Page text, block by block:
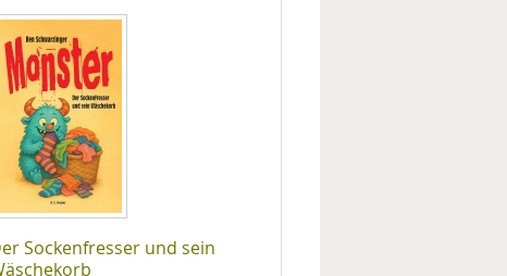
Sockenfresser und sein